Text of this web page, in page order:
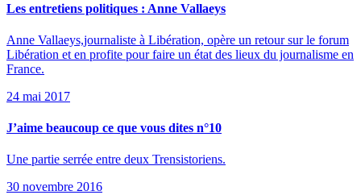
Les entretiens politiques : Anne Vallaeys
Anne Vallaeys,journaliste à Libération, opère un retour sur le forum
Libération et en profite pour faire un état des lieux du journalisme en
France.
24 mai 2017
J’aime beaucoup ce que vous dites n°10
Une partie serrée entre deux Trensistoriens.
30 novembre 2016